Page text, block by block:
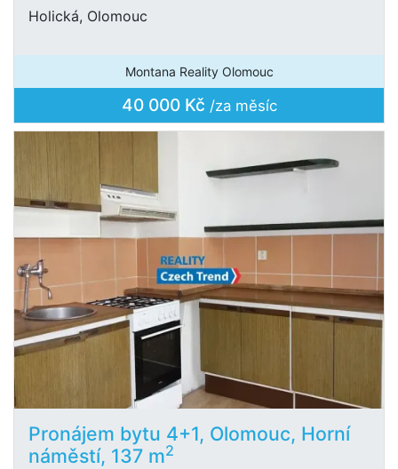
Holická, Olomouc
Montana Reality Olomouc
40 000 Kč /za měsíc
Pronájem bytu 4+1, Olomouc, Horní
náměstí, 137 m2